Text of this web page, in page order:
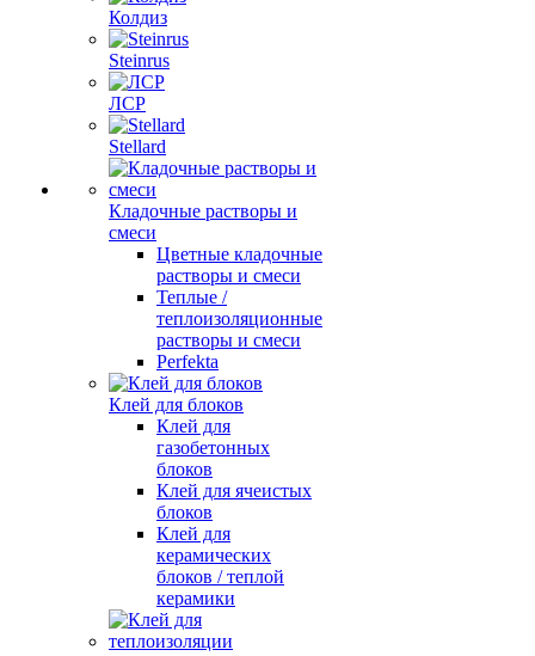
Колдиз
Steinrus
ЛСР
Stellard
Кладочные растворы и
смеси
Цветные кладочные
растворы и смеси
Теплые /
теплоизоляционные
растворы и смеси
Perfekta
Клей для блоков
Клей для
газобетонных
блоков
Клей для ячеистых
блоков
Клей для
керамических
блоков / теплой
керамики